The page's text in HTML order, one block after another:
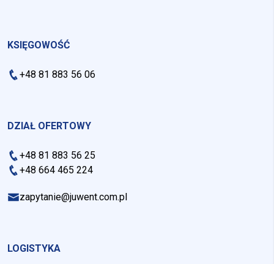
KSIĘGOWOŚĆ
+48 81 883 56 06
DZIAŁ OFERTOWY
+48 81 883 56 25
+48 664 465 224
zapytanie@juwent.com.pl
LOGISTYKA